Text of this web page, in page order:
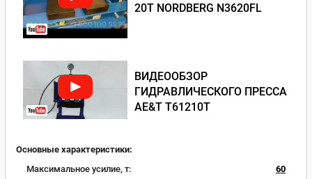
20Т NORDBERG N3620FL
ВИДЕООБЗОР
ГИДРАВЛИЧЕСКОГО ПРЕССА
AE&T T61210T
Основные характеристики:
Максимальное усилие, т:
60